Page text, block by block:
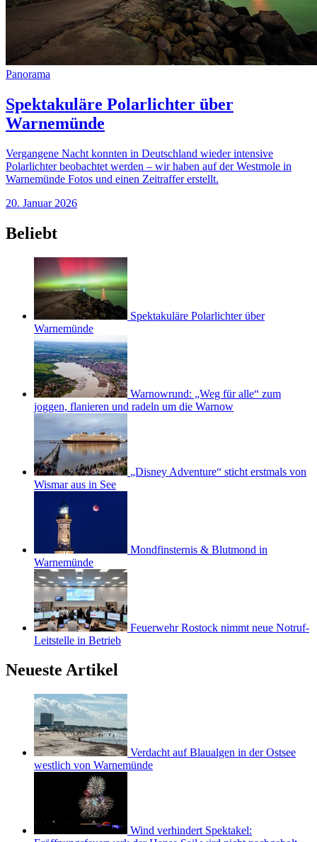
Panorama
Spektakuläre Polarlichter über
Warnemünde
Vergangene Nacht konnten in Deutschland wieder intensive
Polarlichter beobachtet werden – wir haben auf der Westmole in
Warnemünde Fotos und einen Zeitraffer erstellt.
20. Januar 2026
Beliebt
Spektakuläre Polarlichter über
Warnemünde
Warnowrund: „Weg für alle“ zum
joggen, flanieren und radeln um die Warnow
„Disney Adventure“ sticht erstmals von
Wismar aus in See
Mondfinsternis & Blutmond in
Warnemünde
Feuerwehr Rostock nimmt neue Notruf-
Leitstelle in Betrieb
Neueste Artikel
Verdacht auf Blaualgen in der Ostsee
westlich von Warnemünde
Wind verhindert Spektakel: